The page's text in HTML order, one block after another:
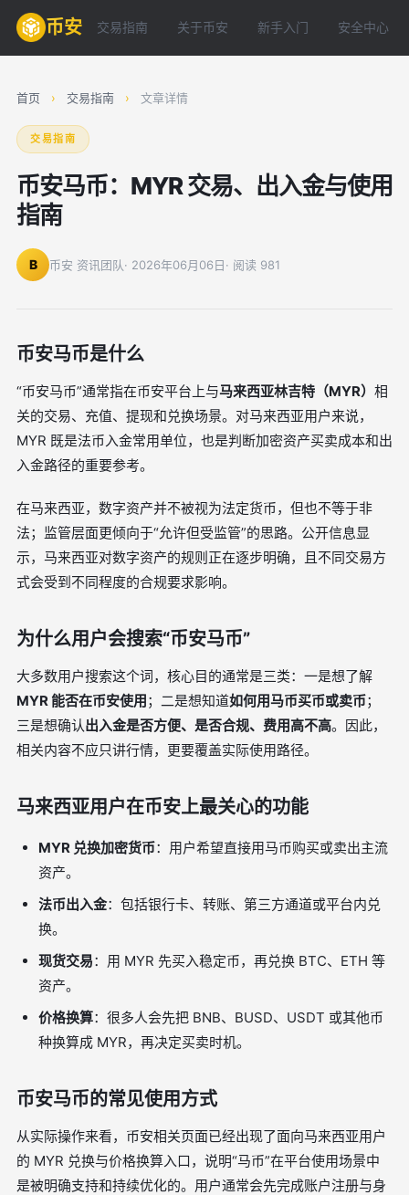
币安 交易指南 关于币安 新手入门 安全中心
首页 › 交易指南 › 文章详情
交易指南
币安马币：MYR 交易、出入金与使用
指南
B 币安 资讯团队· 2026年06月06日· 阅读 981
币安马币是什么
“币安马币”通常指在币安平台上与马来西亚林吉特（MYR） 相
关的交易、充值、提现和兑换场景。对马来西亚用户来说，
MYR 既是法币入金常用单位，也是判断加密资产买卖成本和出
入金路径的重要参考。
在马来西亚，数字资产并不被视为法定货币，但也不等于非
法；监管层面更倾向于“允许但受监管”的思路。公开信息显
示，马来西亚对数字资产的规则正在逐步明确，且不同交易方
式会受到不同程度的合规要求影响。
为什么用户会搜索“币安马币”
大多数用户搜索这个词，核心目的通常是三类：一是想了解
MYR 能否在币安使用；二是想知道如何用马币买币或卖币；
三是想确认出入金是否方便、是否合规、费用高不高。因此，
相关内容不应只讲行情，更要覆盖实际使用路径。
马来西亚用户在币安上最关心的功能
MYR 兑换加密货币：用户希望直接用马币购买或卖出主流
资产。
法币出入金：包括银行卡、转账、第三方通道或平台内兑
换。
现货交易：用 MYR 先买入稳定币，再兑换 BTC、ETH 等
资产。
价格换算：很多人会先把 BNB、BUSD、USDT 或其他币
种换算成 MYR，再决定买卖时机。
币安马币的常见使用方式
从实际操作来看，币安相关页面已经出现了面向马来西亚用户
的 MYR 兑换与价格换算入口，说明“马币”在平台使用场景中
是被明确支持和持续优化的。用户通常会先完成账户注册与身